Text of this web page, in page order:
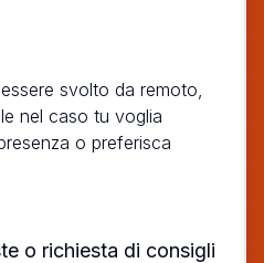
svolto da remoto,
nel caso tu voglia
o preferisca
o richiesta di consigli